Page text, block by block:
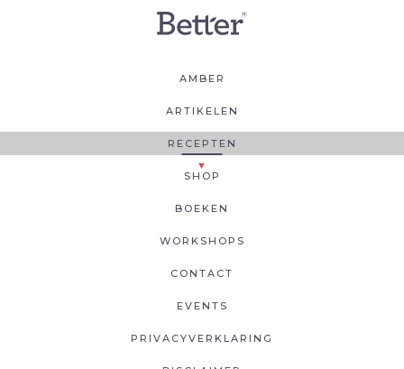
AMBER
ARTIKELEN
RECEPTEN
SHOP
BOEKEN
WORKSHOPS
CONTACT
EVENTS
PRIVACYVERKLARING